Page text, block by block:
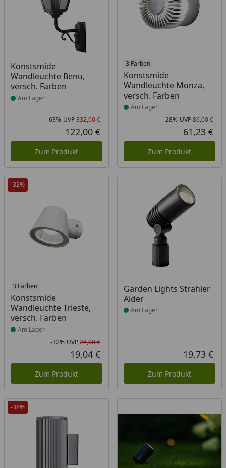
Konstsmide
Wandleuchte Benu,
versch. Farben
Produkt am Lager
Am Lager
Rabatt in Prozent
-63%
Ursprünglicher Preis
UVP332,00 €
Aktueller Preis
122,00 €
Zum Produkt
3 Farben
Konstsmide
Wandleuchte Monza,
versch. Farben
Produkt am Lager
Am Lager
-28% UVP86,00 €
61,23 €
Zum Produkt
-32%
3 Farben
Konstsmide
Wandleuchte Trieste,
versch. Farben
Produkt am Lager
Am Lager
Rabatt in Prozent
-32%
Ursprünglicher Preis
UVP28,00 €
Aktueller Preis
19,04 €
Zum Produkt
Garden Lights Strahler
Alder
Produkt am Lager
Am Lager
19,73 €
Zum Produkt
-38%